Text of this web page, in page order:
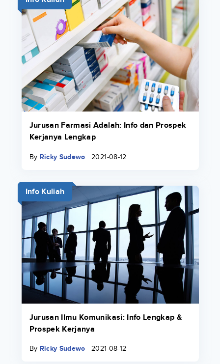
Jurusan Farmasi Adalah: Info dan Prospek
Kerjanya Lengkap
By Ricky Sudewo 2021-08-12
Info Kuliah
Jurusan Ilmu Komunikasi: Info Lengkap &
Prospek Kerjanya
By Ricky Sudewo 2021-08-12